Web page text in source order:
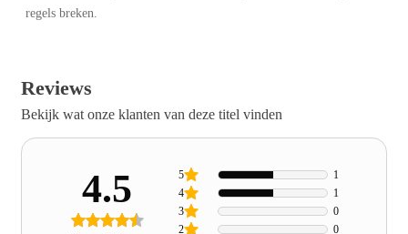
regels breken.
Reviews
Bekijk wat onze klanten van deze titel vinden
4.5
2 0
3 0
4 1
5 1